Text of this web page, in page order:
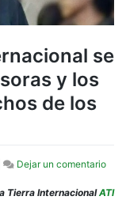
se
y los
de los
Dejar un comentarioen
de
Tierra InternacionalATI